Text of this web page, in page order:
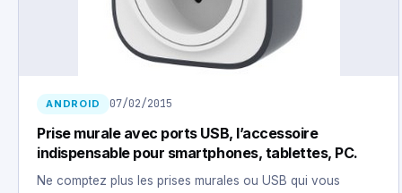
ANDROID 07/02/2015
Prise murale avec ports USB, l’accessoire
indispensable pour smartphones, tablettes, PC.
Ne comptez plus les prises murales ou USB qui vous